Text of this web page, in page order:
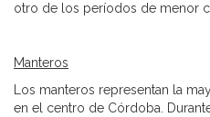
otro de los períodos de menor
Manteros
Los manteros representan la
en el centro de Córdoba.